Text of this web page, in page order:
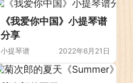
《我爱你中国》小提琴谱
分享
小提琴谱 2022年6月21日